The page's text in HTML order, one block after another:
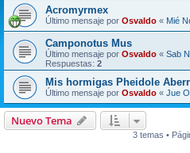
Acromyrmex
Último mensaje por Osvaldo « Mié
Camponotus Mus
Último mensaje por Osvaldo « Sab
Respuestas: 2
Mis hormigas Pheidole
Último mensaje por Osvaldo « Jue
Nuevo Tema
3 temas •